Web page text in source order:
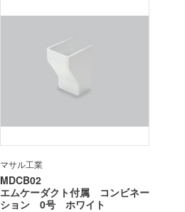
マサル工業
MDCB02
エムケーダクト付属 コンビネー
ション 0号 ホワイト